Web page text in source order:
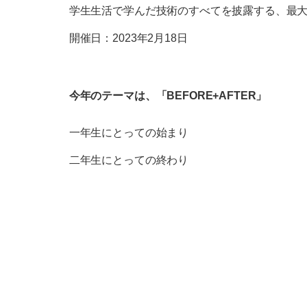
学生生活で学んだ技術のすべてを披露する、最大
開催日：2023年2月18日
今年のテーマは、「BEFORE+AFTER」
一年生にとっての始まり
二年生にとっての終わり